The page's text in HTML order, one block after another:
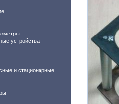
устройства
и стационарные